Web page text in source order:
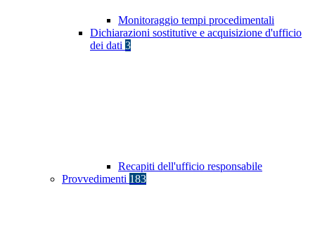
Monitoraggio tempi procedimentali
Dichiarazioni sostitutive e acquisizione d'ufficio
dei dati 3
Recapiti dell'ufficio responsabile
Provvedimenti 183